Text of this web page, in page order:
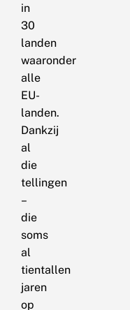
in
30
landen
waaronder
alle
EU-
landen.
Dankzij
al
die
tellingen
–
die
soms
al
tientallen
jaren
op